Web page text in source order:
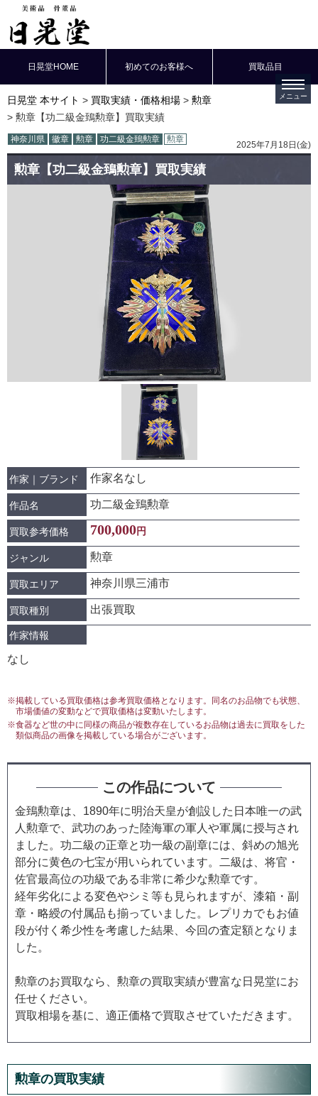
日晃堂HOME 初めてのお客様へ 買取品目
日晃堂 本サイト 買取実績・価格相場
勲章
勲章【功二級金鵄勲章】買取実績
神奈川県 徽章 勲章 功二級金鵄勲章 勲章
2025年7月18日(金)
勲章【功二級金鵄勲章】買取実績
作家｜ブランド 作家名なし
作品名 功二級金鵄勲章
買取参考価格 700,000円
ジャンル 勲章
買取エリア 神奈川県三浦市
買取種別 出張買取
作家情報
なし
※掲載している買取価格は参考買取価格となります。同名のお品物でも状態、
市場価値の変動などで買取価格は変動いたします。
※食器など世の中に同様の商品が複数存在しているお品物は過去に買取をした
類似商品の画像を掲載している場合がございます。
この作品について
金鵄勲章は、1890年に明治天皇が創設した日本唯一の武
人勲章で、武功のあった陸海軍の軍人や軍属に授与され
ました。功二級の正章と功一級の副章には、斜めの旭光
部分に黄色の七宝が用いられています。二級は、将官・
佐官最高位の功級である非常に希少な勲章です。
経年劣化による変色やシミ等も見られますが、漆箱・副
章・略綬の付属品も揃っていました。レプリカでもお値
段が付く希少性を考慮した結果、今回の査定額となりま
した。
勲章のお買取なら、勲章の買取実績が豊富な日晃堂にお
任せください。
買取相場を基に、適正価格で買取させていただきます。
勲章の買取実績